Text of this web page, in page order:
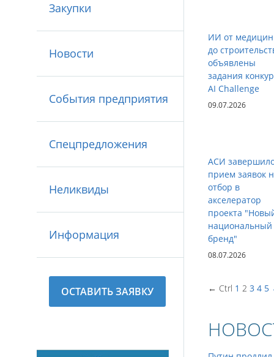
Закупки
Новости
События предприятия
Спецпредложения
Неликвиды
Информация
ОСТАВИТЬ ЗАЯВКУ
ИИ от
до
объявлены
задания
AI Challenge
09.07.2026
АСИ
прием заявок
отбор в
акселератор
проекта
национальный
бренд"
08.07.2026
← Ctrl 1 2 3 4 5